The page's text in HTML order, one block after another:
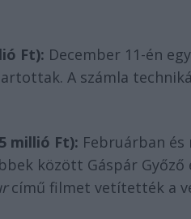
Ft): December 11-én
A számla
millió Ft): Februárban
között Gáspár
című filmet vetítették a